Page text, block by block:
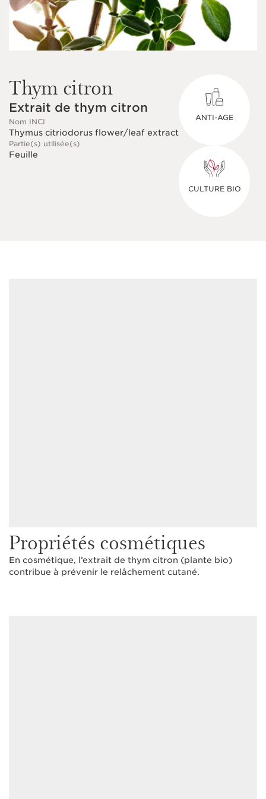
Thym citron
Extrait de thym citron
Nom INCI
Thymus citriodorus flower/leaf extract
Partie(s) utilisée(s)
Feuille
ANTI-AGE
CULTURE BIO
Propriétés cosmétiques
En cosmétique, l’extrait de thym citron (plante bio)
contribue à prévenir le relâchement cutané.